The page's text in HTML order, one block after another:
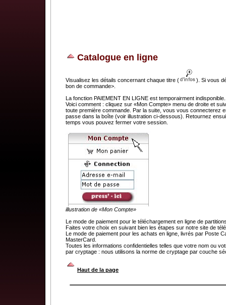
Catalogue en ligne
Visualisez les détails concernant chaque titre (
). Si vous
bon de commande>.
La fonction PAIEMENT EN LIGNE est temporairment
Voici comment : cliquez sur «Mon Compte» menu de droite et
toute première commande. Par la suite, vous vous connecterez
passe dans la boîte (voir illustration ci-dessous). Retournez
temps vous pouvez fermer votre session.
illustration de «Mon Compte»
Le mode de paiement pour le téléchargement en ligne de
Faites votre choix en suivant bien les étapes sur notre site de
Le mode de paiement pour les achats en ligne, livrés par Poste
MasterCard.
Toutes les informations confidentielles telles que votre nom ou
par cryptage : nous utilisons la norme de cryptage par couche
Haut de la page